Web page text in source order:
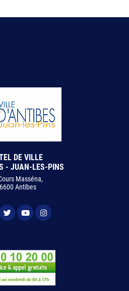
DE VILLE
- JUAN-LES-PINS
Masséna,
Antibes